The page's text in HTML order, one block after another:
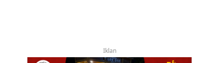
Iklan